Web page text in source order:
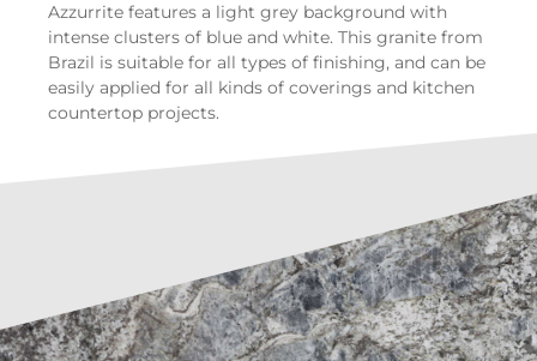
Azzurrite features a light grey background with
intense clusters of blue and white. This granite from
Brazil is suitable for all types of finishing, and can be
easily applied for all kinds of coverings and kitchen
countertop projects.